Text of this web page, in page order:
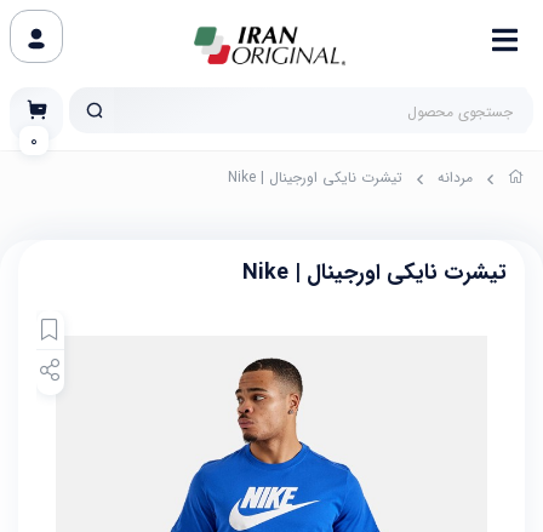
مردانه تیشرت نایکی اورجینال | Nike
تیشرت نایکی اورجینال | Nike
0